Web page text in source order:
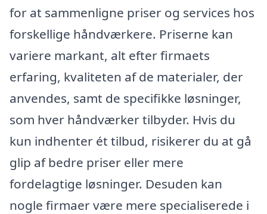
for at sammenligne priser og services hos
forskellige håndværkere. Priserne kan
variere markant, alt efter firmaets
erfaring, kvaliteten af de materialer, der
anvendes, samt de specifikke løsninger,
som hver håndværker tilbyder. Hvis du
kun indhenter ét tilbud, risikerer du at gå
glip af bedre priser eller mere
fordelagtige løsninger. Desuden kan
nogle firmaer være mere specialiserede i